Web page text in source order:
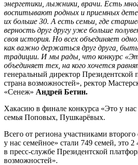
энергетики, лыжники, врачи. Есть
воспитывают родных и приемных
их больше 30. А есть семьи, где
верность друг другу уже больше
своя история. Но всех объединяет
как важно держаться друг друга,
традиции. И мы рады, что конкурс
объединяет тех, на кого хочется
генеральный директор Президентской
страна возможностей», ректор
«Сенеж» Андрей Бетин.
Хакасию в финале конкурса «Это у нас
семья Поповых, Пушкарёвых.
Всего от региона участниками второго
у нас семейное» стали 749 семей, это
в пресс-службе Президентской
возможностей».